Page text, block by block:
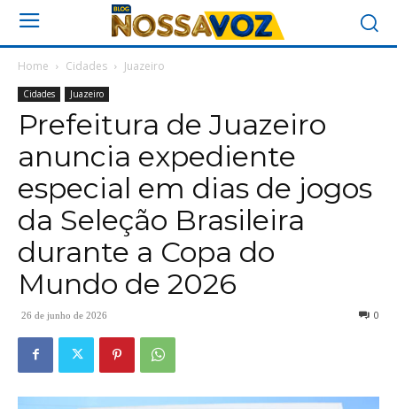
Home Cidades Juazeiro
Cidades Juazeiro
Prefeitura de Juazeiro
anuncia expediente
especial em dias de jogos
da Seleção Brasileira
durante a Copa do
Mundo de 2026
26 de junho de 2026 0